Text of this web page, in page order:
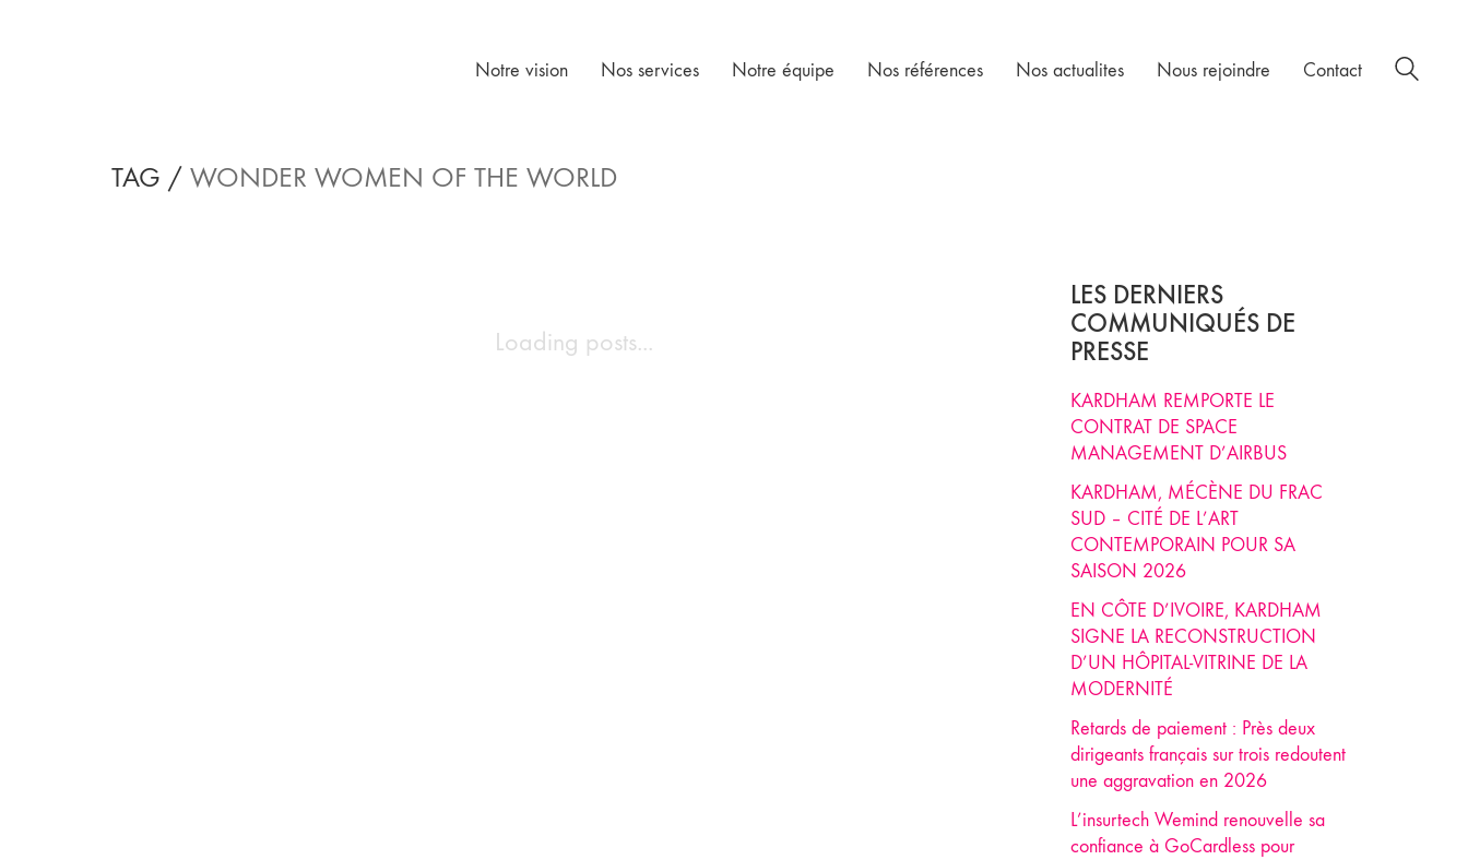
Notre vision Nos services Notre équipe Nos références Nos actualites Nous rejoindre Contact
TAG / WONDER WOMEN OF THE WORLD
Loading posts...
LES DERNIERS
COMMUNIQUÉS DE
PRESSE
KARDHAM REMPORTE LE
CONTRAT DE SPACE
MANAGEMENT D’AIRBUS
KARDHAM, MÉCÈNE DU FRAC
SUD – CITÉ DE L’ART
CONTEMPORAIN POUR SA
SAISON 2026
EN CÔTE D’IVOIRE, KARDHAM
SIGNE LA RECONSTRUCTION
D’UN HÔPITAL-VITRINE DE LA
MODERNITÉ
Retards de paiement : Près deux
dirigeants français sur trois redoutent
une aggravation en 2026
L’insurtech Wemind renouvelle sa
confiance à GoCardless pour